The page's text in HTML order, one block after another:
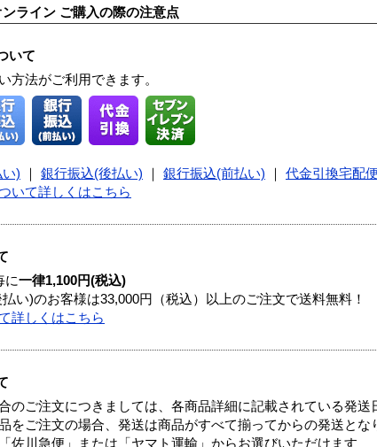
ライン ご購入の際の注意点
いて
方法がご利用できます。
) 銀行振込(後払い) 銀行振込(前払い) 代金引換宅配便
いて詳しくはこちら
に一律1,100円(税込)
い)のお客様は33,000円（税込）以上のご注文で送料無料！
詳しくはこちら
のご注文につきましては、各商品詳細に記載されている発送
をご注文の場合、発送は商品がすべて揃ってからの発送とな
佐川急便」または「ヤマト運輸」からお選びいただけます